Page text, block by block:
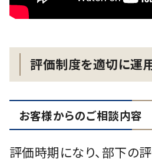
評価制度を適切に運
お客様からのご相談内容
評価時期になり、部下の